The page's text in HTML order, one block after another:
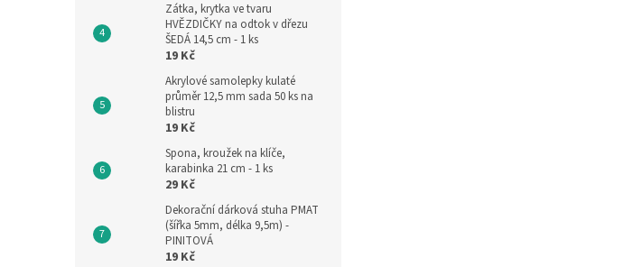
Zátka, krytka ve tvaru
HVĚZDIČKY na odtok v dřezu
ŠEDÁ 14,5 cm - 1 ks
19 Kč
Akrylové samolepky kulaté
průměr 12,5 mm sada 50 ks na
blistru
19 Kč
Spona, kroužek na klíče,
karabinka 21 cm - 1 ks
29 Kč
Dekorační dárková stuha PMAT
(šířka 5mm, délka 9,5m) -
PINITOVÁ
19 Kč